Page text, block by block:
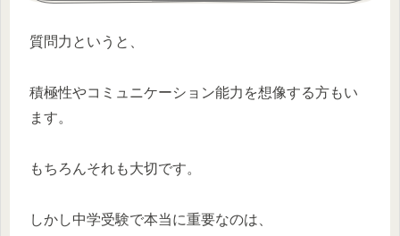
質問力というと、
積極性やコミュニケーション能力を想像する方もい
ます。
もちろんそれも大切です。
しかし中学受験で本当に重要なのは、